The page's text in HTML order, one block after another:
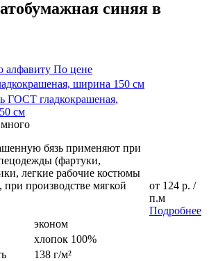
синяя в
алфавиту По цене
ширина 150 см
ГОСТ гладкокрашеная,
см
бязь применяют при
(фартуки,
легкие рабочие костюмы
при производстве мягкой
эконом
хлопок 100%
138 г/м²
от 124 р. /
п.м
Подробнее